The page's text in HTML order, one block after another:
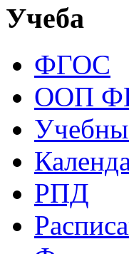
Учеба
ФГОС
ООП
РПД